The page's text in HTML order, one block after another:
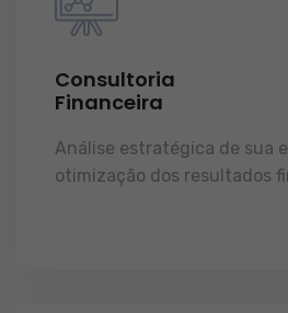
Consultoria
Financeira
Análise estratégica de sua
otimização dos resultados